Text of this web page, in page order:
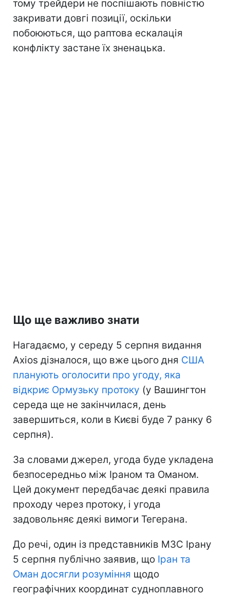
тому трейдери не поспішають повністю
закривати довгі позиції, оскільки
побоюються, що раптова ескалація
конфлікту застане їх зненацька.
Що ще важливо знати
Нагадаємо, у середу 5 серпня видання
Axios дізналося, що вже цього дня США
планують оголосити про угоду, яка
відкриє Ормузьку протоку (у Вашингтон
середа ще не закінчилася, день
завершиться, коли в Києві буде 7 ранку 6
серпня).
За словами джерел, угода буде укладена
безпосередньо між Іраном та Оманом.
Цей документ передбачає деякі правила
проходу через протоку, і угода
задовольняє деякі вимоги Тегерана.
До речі, один із представників МЗС Ірану
5 серпня публічно заявив, що Іран та
Оман досягли розуміння щодо
географічних координат судноплавного